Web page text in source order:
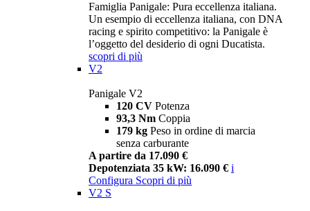
Famiglia Panigale: Pura eccellenza italiana.
Un esempio di eccellenza italiana, con DNA
racing e spirito competitivo: la Panigale è
l’oggetto del desiderio di ogni Ducatista.
scopri di più
V2
Panigale V2
120 CV Potenza
93,3 Nm Coppia
179 kg Peso in ordine di marcia
senza carburante
A partire da 17.090 €
Depotenziata 35 kW: 16.090 € i
Configura Scopri di più
V2 S